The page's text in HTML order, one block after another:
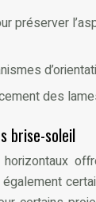
préserver
des
brise-soleil